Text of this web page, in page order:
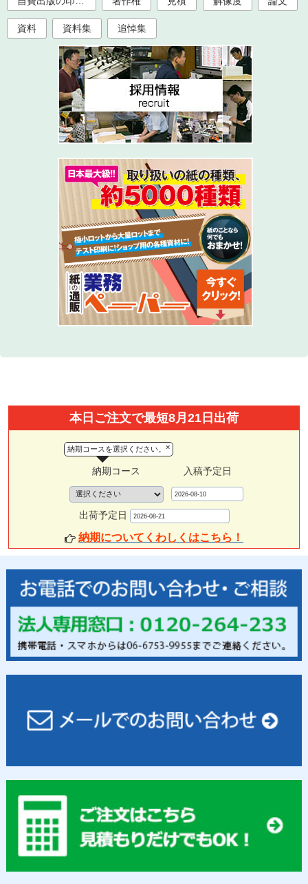
資料 資料集 追悼集
本日ご注文で最短8月21日出荷
×
納期コースを選択ください。
納期コース 入稿予定日
出荷予定日
納期についてくわしくはこちら！